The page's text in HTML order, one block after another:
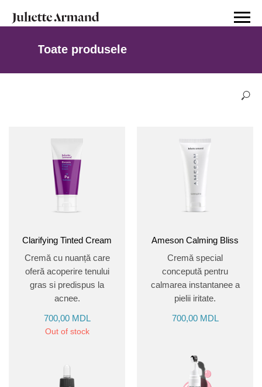
Toate produsele
Clarifying Tinted Cream
Cremă cu nuanță care
oferă acoperire tenului
gras si predispus la
acnee.
700,00 MDL
Out of stock
Ameson Calming Bliss
Cremă special
concepută pentru
calmarea instantanee a
pielii iritate.
700,00 MDL